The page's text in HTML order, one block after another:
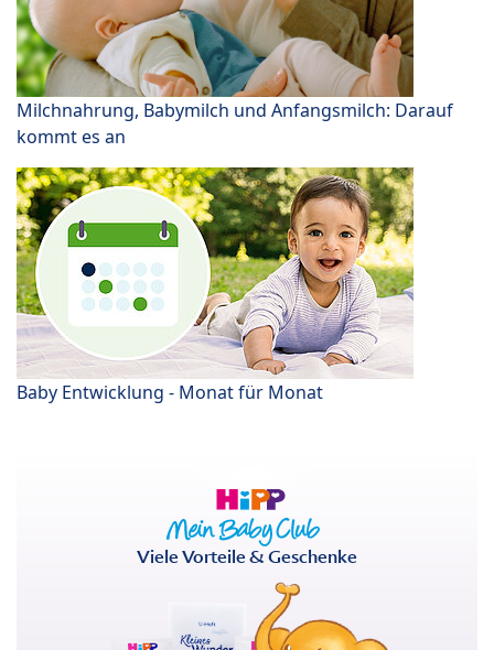
Milchnahrung, Babymilch und Anfangsmilch: Darauf
kommt es an
Baby Entwicklung - Monat für Monat
Viele Vorteile & Geschenke